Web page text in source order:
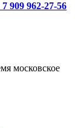
7 909 962-27-56
московское